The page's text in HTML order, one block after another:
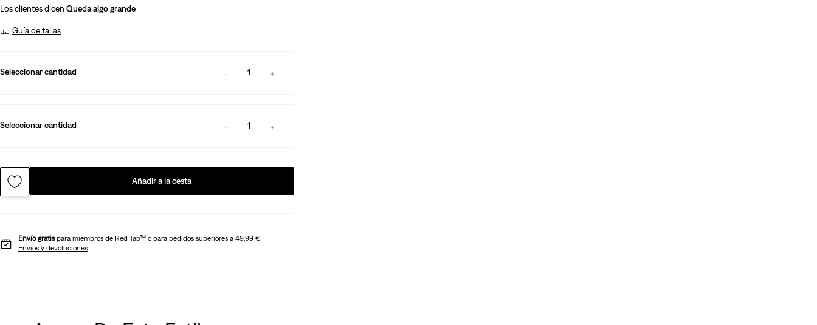
Los clientes dicen Queda algo grande
Guía de tallas
Seleccionar cantidad 1
Seleccionar cantidad 1
Añadir a la cesta
Envío gratispara miembros de Red Tab™ o para pedidos superiores a 49,99 €.
Envíos y devoluciones